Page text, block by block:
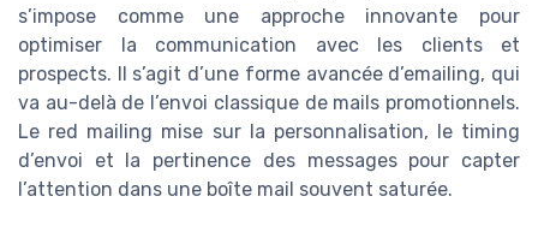
s’impose comme une approche innovante pour
optimiser la communication avec les clients et
prospects. Il s’agit d’une forme avancée d’emailing, qui
va au-delà de l’envoi classique de mails promotionnels.
Le red mailing mise sur la personnalisation, le timing
d’envoi et la pertinence des messages pour capter
l’attention dans une boîte mail souvent saturée.